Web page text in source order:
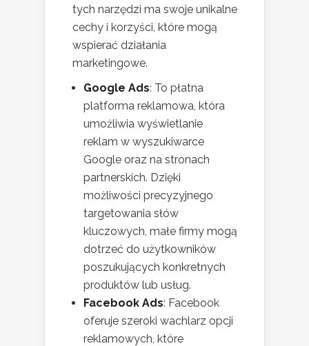
tych narzędzi ma swoje unikalne
cechy i korzyści, które mogą
wspierać działania
marketingowe.
Google Ads: To płatna
platforma reklamowa, która
umożliwia wyświetlanie
reklam w wyszukiwarce
Google oraz na stronach
partnerskich. Dzięki
możliwości precyzyjnego
targetowania słów
kluczowych, małe firmy mogą
dotrzeć do użytkowników
poszukujących konkretnych
produktów lub usług.
Facebook Ads: Facebook
oferuje szeroki wachlarz opcji
reklamowych, które